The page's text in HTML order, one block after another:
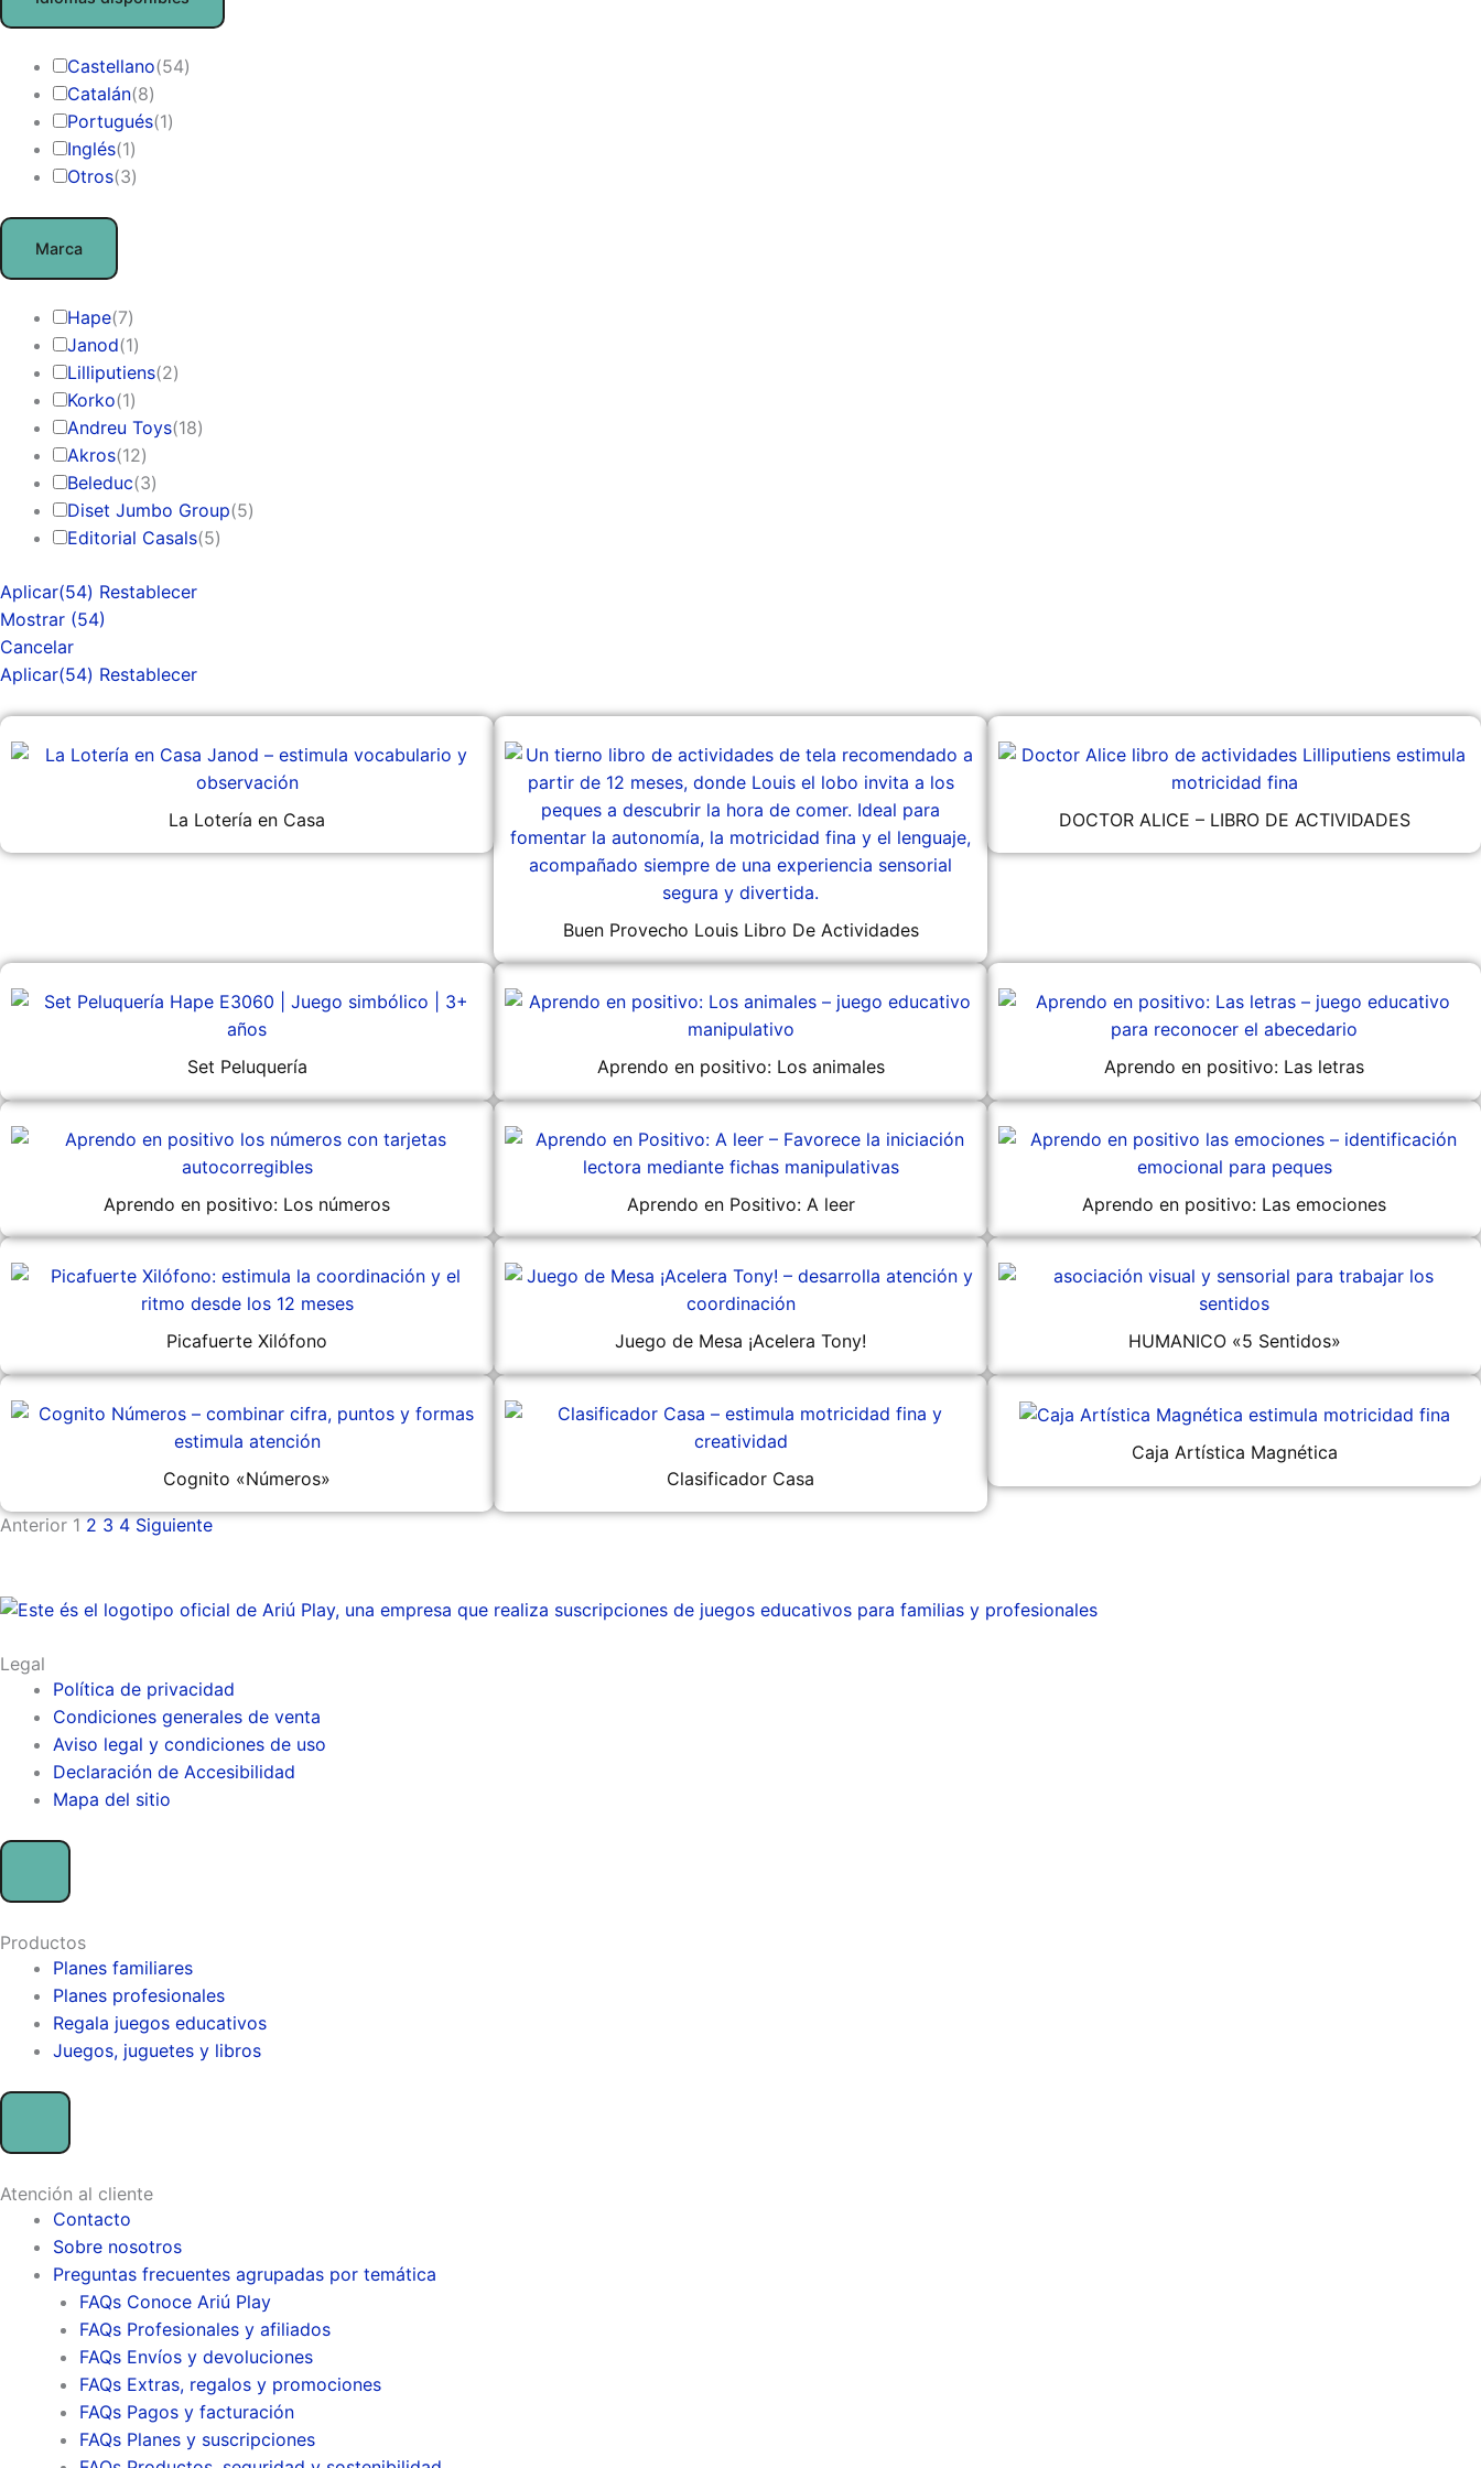
Castellano(54)
Catalán(8)
Portugués(1)
Inglés(1)
Otros(3)
Marca
Hape(7)
Janod(1)
Lilliputiens(2)
Korko(1)
Andreu Toys(18)
Akros(12)
Beleduc(3)
Diset Jumbo Group(5)
Editorial Casals(5)
Aplicar(54) Restablecer
Mostrar (54)
Cancelar
Aplicar(54) Restablecer
La Lotería en Casa
Buen Provecho Louis Libro De Actividades
DOCTOR ALICE – LIBRO DE ACTIVIDADES
Set Peluquería Aprendo en positivo: Los animales Aprendo en positivo: Las letras
Aprendo en positivo: Los números Aprendo en Positivo: A leer Aprendo en positivo: Las emociones
Picafuerte Xilófono Juego de Mesa ¡Acelera Tony! HUMANICO «5 Sentidos»
Cognito «Números» Clasificador Casa
Caja Artística Magnética
Anterior 1 2 3 4 Siguiente
Legal
Política de privacidad
Condiciones generales de venta
Aviso legal y condiciones de uso
Declaración de Accesibilidad
Mapa del sitio
Productos
Planes familiares
Planes profesionales
Regala juegos educativos
Juegos, juguetes y libros
Atención al cliente
Contacto
Sobre nosotros
Preguntas frecuentes agrupadas por temática
FAQs Conoce Ariú Play
FAQs Profesionales y afiliados
FAQs Envíos y devoluciones
FAQs Extras, regalos y promociones
FAQs Pagos y facturación
FAQs Planes y suscripciones